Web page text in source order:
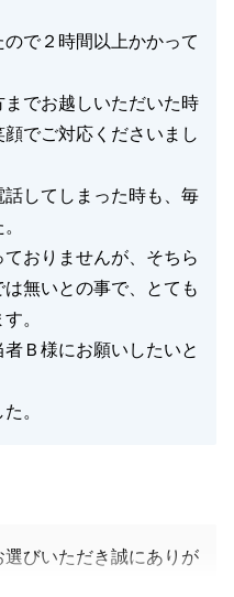
で２時間以上かかって
でお越しいただいた時
でご対応くださいまし
してしまった時も、毎
おりませんが、そちら
無いとの事で、とても
。
Ｂ様にお願いしたいと
。
びいただき誠にありが